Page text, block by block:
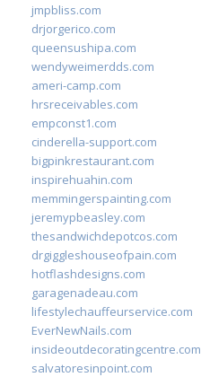
jmpbliss.com
drjorgerico.com
queensushipa.com
wendyweimerdds.com
ameri-camp.com
hrsreceivables.com
empconst1.com
cinderella-support.com
bigpinkrestaurant.com
inspirehuahin.com
memmingerspainting.com
jeremypbeasley.com
thesandwichdepotcos.com
drgiggleshouseofpain.com
hotflashdesigns.com
garagenadeau.com
lifestylechauffeurservice.com
EverNewNails.com
insideoutdecoratingcentre.com
salvatoresinpoint.com